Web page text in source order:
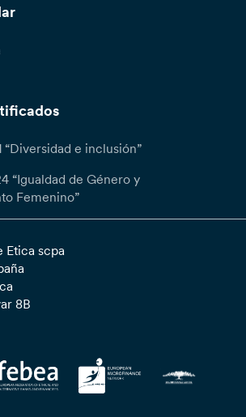
“Diversidad e inclusión”
“Igualdad de Género y
Femenino”
Etica scpa
8B